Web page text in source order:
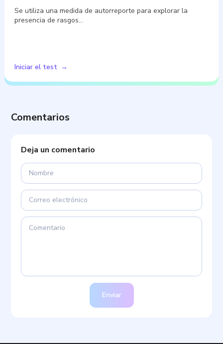
Se utiliza una medida de autorreporte para explorar la
presencia de rasgos…
Iniciar el test
Comentarios
Deja un comentario
Enviar